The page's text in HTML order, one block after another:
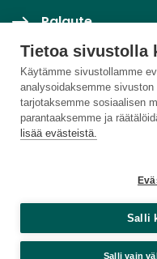
Tietoa sivustolla
Käytämme sivustollamme
analysoidaksemme
tarjotaksemme sosiaalisen
parantaaksemme ja
lisää evästeistä.
Salli
Salli vain
Palaute
Twitter / X
Luontoloikka-